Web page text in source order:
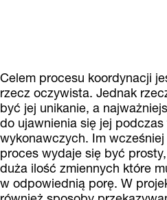
Celem procesu koordynacji
rzecz oczywista. Jednak
być jej unikanie, a
do ujawnienia się jej
wykonawczych. Im
proces wydaje się być
duża ilość zmiennych które
w odpowiednią porę. W